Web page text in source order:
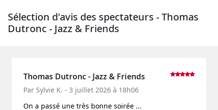
Sélection d'avis des spectateurs - Thomas
Dutronc - Jazz & Friends
Thomas Dutronc - Jazz & Friends
Par Sylvie K. - 3 juillet 2026 à 18h06
On a passé une très bonne soirée ...